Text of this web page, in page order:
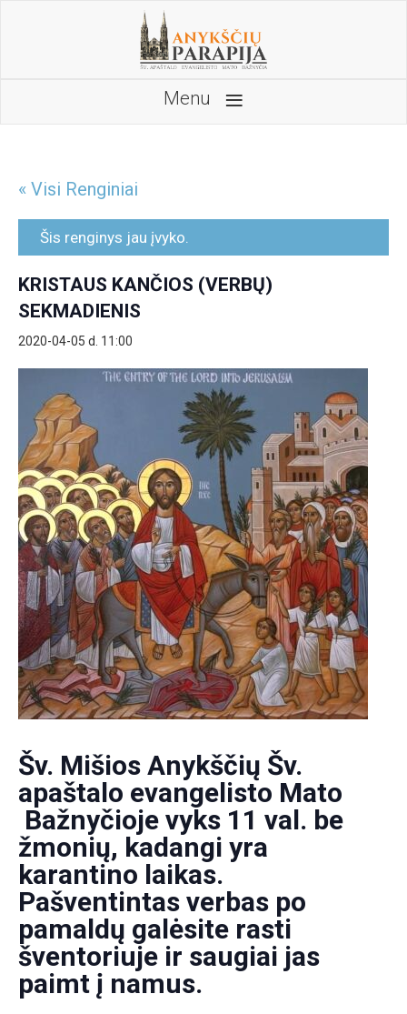
Menu ≡
« Visi Renginiai
Šis renginys jau įvyko.
KRISTAUS KANČIOS (VERBŲ)
SEKMADIENIS
2020-04-05 d. 11:00
Šv. Mišios Anykščių Šv.
apaštalo evangelisto Mato
Bažnyčioje vyks 11 val. be
žmonių, kadangi yra
karantino laikas.
Pašventintas verbas po
pamaldų galėsite rasti
šventoriuje ir saugiai jas
paimt į namus.